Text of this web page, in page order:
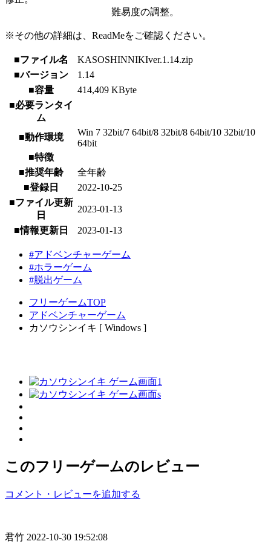
難易度の調整。
※その他の詳細は、ReadMeをご確認ください。
■ファイル名
KASOSHINNIKIver.1.14.zip
■バージョン
1.14
■容量
414,409 KByte
■必要ランタイ
ム
■動作環境
Win 7 32bit/7 64bit/8 32bit/8 64bit/10 32bit/10
64bit
■特徴
■推奨年齢
全年齢
■登録日
2022-10-25
■ファイル更新
日
2023-01-13
■情報更新日 2023-01-13
#アドベンチャーゲーム
#ホラーゲーム
#脱出ゲーム
フリーゲームTOP
アドベンチャーゲーム
カソウシンイキ [ Windows ]
このフリーゲームのレビュー
コメント・レビューを追加する
君竹 2022-10-30 19:52:08